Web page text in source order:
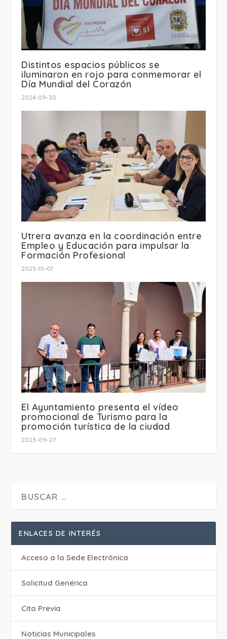
Distintos espacios públicos se
iluminaron en rojo para conmemorar el
Día Mundial del Corazón
2024-09-30
Utrera avanza en la coordinación entre
Empleo y Educación para impulsar la
Formación Profesional
2025-10-07
El Ayuntamiento presenta el vídeo
promocional de Turismo para la
promoción turística de la ciudad
2023-09-27
ENLACES DE INTERÉS
Acceso a la Sede Electrónica
Solicitud Genérica
Cita Previa
‎Noticias Municipales